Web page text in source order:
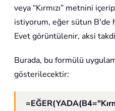
veya “Kırmızı” metnini
istiyorum, eğer sütun B'de
Evet görüntülenir, aksi
Burada, bu formülü
gösterilecektir: